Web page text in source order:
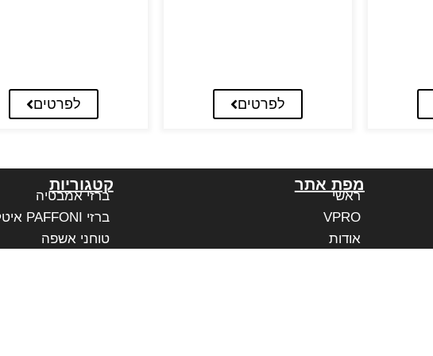
לפרטים לפרטים
מפת אתר
ראשי
VPRO
אודות
קטגוריות
ברזי אמבטיה
ברזי PAFFONI איטליה
טוחני אשפה